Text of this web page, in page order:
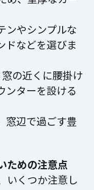
ンやシンプルな
ドなどを選びま
窓の近くに腰掛け
ンターを設ける
窓辺で過ごす豊
ための注意点
いくつか注意し